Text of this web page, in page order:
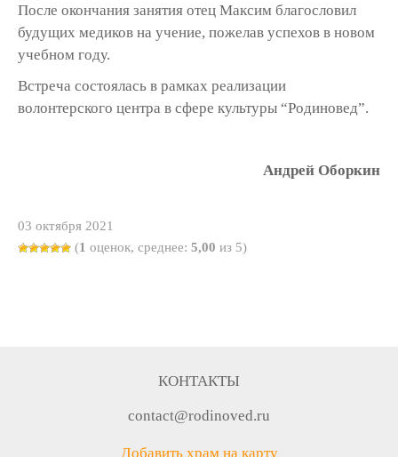
После окончания занятия отец Максим благословил
будущих медиков на учение, пожелав успехов в новом
учебном году.
Встреча состоялась в рамках реализации
волонтерского центра в сфере культуры “Родиновед”.
Андрей Оборкин
03 октября 2021
(1 оценок, среднее: 5,00 из 5)
КОНТАКТЫ
contact@rodinoved.ru
Добавить храм на карту